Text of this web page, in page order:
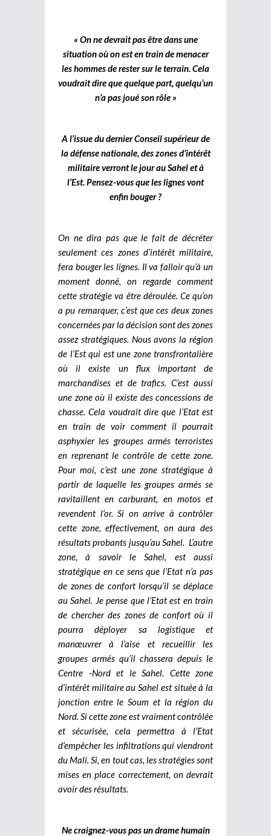
« On ne devrait pas être dans une
situation où on est en train de menacer
les hommes de rester sur le terrain. Cela
voudrait dire que quelque part, quelqu’un
n’a pas joué son rôle »
A l’issue du dernier Conseil supérieur de
la défense nationale, des zones d’intérêt
militaire verront le jour au Sahel et à
l’Est. Pensez-vous que les lignes vont
enfin bouger ?
On ne dira pas que le fait de décréter
seulement ces zones d’intérêt militaire,
fera bouger les lignes. Il va falloir qu’à un
moment donné, on regarde comment
cette stratégie va être déroulée. Ce qu’on
a pu remarquer, c’est que ces deux zones
concernées par la décision sont des zones
assez stratégiques. Nous avons la région
de l’Est qui est une zone transfrontalière
où il existe un flux important de
marchandises et de trafics. C’est aussi
une zone où il existe des concessions de
chasse. Cela voudrait dire que l’Etat est
en train de voir comment il pourrait
asphyxier les groupes armés terroristes
en reprenant le contrôle de cette zone.
Pour moi, c’est une zone stratégique à
partir de laquelle les groupes armés se
ravitaillent en carburant, en motos et
revendent l’or. Si on arrive à contrôler
cette zone, effectivement, on aura des
résultats probants jusqu’au Sahel. L’autre
zone, à savoir le Sahel, est aussi
stratégique en ce sens que l’Etat n’a pas
de zones de confort lorsqu’il se déplace
au Sahel. Je pense que l’Etat est en train
de chercher des zones de confort où il
pourra déployer sa logistique et
manœuvrer à l’aise et recueillir les
groupes armés qu’il chassera depuis le
Centre -Nord et le Sahel. Cette zone
d’intérêt militaire au Sahel est située à la
jonction entre le Soum et la région du
Nord. Si cette zone est vraiment contrôlée
et sécurisée, cela permettra à l’Etat
d’empêcher les infiltrations qui viendront
du Mali. Si, en tout cas, les stratégies sont
mises en place correctement, on devrait
avoir des résultats.
Ne craignez-vous pas un drame humain